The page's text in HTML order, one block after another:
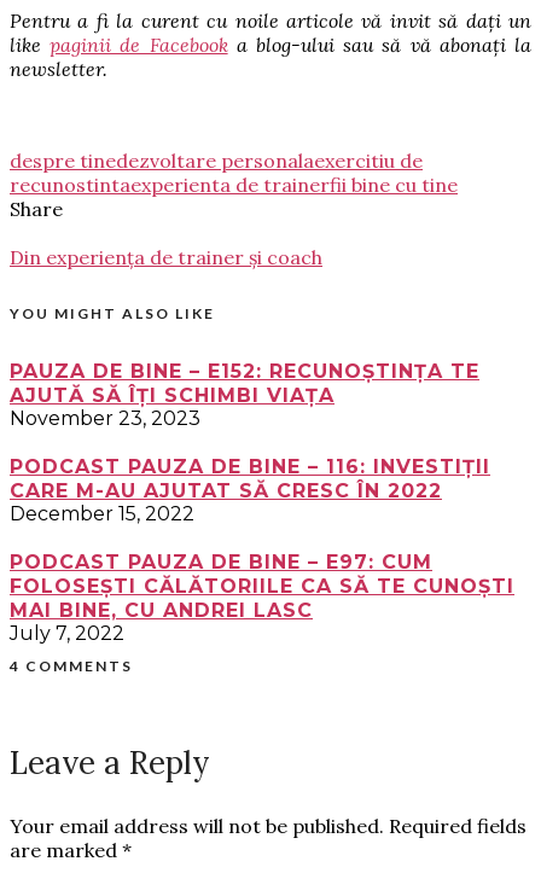
Pentru a fi la curent cu noile articole vă invit să dați un
likepaginii de Facebooka blog-ului sau să vă abonați la
newsletter.
despre tinedezvoltare personalaexercitiu de
recunostintaexperienta de trainerfii bine cu tine
Share
Din experiența de trainer și coach
YOU MIGHT ALSO LIKE
PAUZA DE BINE – E152: RECUNOȘTINȚA TE
AJUTĂ SĂ ÎȚI SCHIMBI VIAȚA
November 23, 2023
PODCAST PAUZA DE BINE – 116: INVESTIȚII
CARE M-AU AJUTAT SĂ CRESC ÎN 2022
December 15, 2022
PODCAST PAUZA DE BINE – E97: CUM
FOLOSEȘTI CĂLĂTORIILE CA SĂ TE CUNOȘTI
MAI BINE, CU ANDREI LASC
July 7, 2022
4 COMMENTS
Leave a Reply
Your email address will not be published. Required fields
are marked *